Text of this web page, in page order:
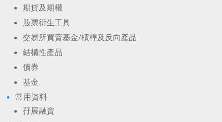
期貨及期權
股票衍生工具
交易所買賣基金/槓桿及反向產品
結構性產品
債券
基金
常用資料
孖展融資